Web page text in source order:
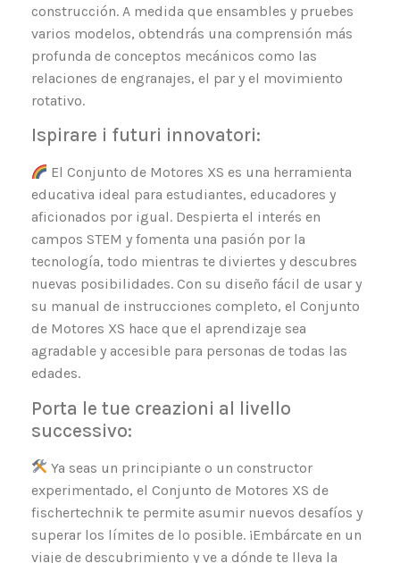
construcción. A medida que ensambles y pruebes
varios modelos, obtendrás una comprensión más
profunda de conceptos mecánicos como las
relaciones de engranajes, el par y el movimiento
rotativo.
Ispirare i futuri innovatori:
El Conjunto de Motores XS es una herramienta
educativa ideal para estudiantes, educadores y
aficionados por igual. Despierta el interés en
campos STEM y fomenta una pasión por la
tecnología, todo mientras te diviertes y descubres
nuevas posibilidades. Con su diseño fácil de usar y
su manual de instrucciones completo, el Conjunto
de Motores XS hace que el aprendizaje sea
agradable y accesible para personas de todas las
edades.
Porta le tue creazioni al livello
successivo:
Ya seas un principiante o un constructor
experimentado, el Conjunto de Motores XS de
fischertechnik te permite asumir nuevos desafíos y
superar los límites de lo posible. ¡Embárcate en un
viaje de descubrimiento y ve a dónde te lleva la